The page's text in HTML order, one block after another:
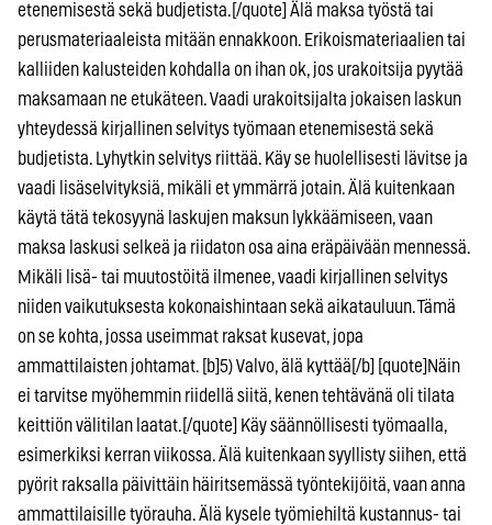
etenemisestä sekä budjetista.[/quote] Älä maksa työstä tai
perusmateriaaleista mitään ennakkoon. Erikoismateriaalien tai
kalliiden kalusteiden kohdalla on ihan ok, jos urakoitsija pyytää
maksamaan ne etukäteen. Vaadi urakoitsijalta jokaisen laskun
yhteydessä kirjallinen selvitys työmaan etenemisestä sekä
budjetista. Lyhytkin selvitys riittää. Käy se huolellisesti lävitse ja
vaadi lisäselvityksiä, mikäli et ymmärrä jotain. Älä kuitenkaan
käytä tätä tekosyynä laskujen maksun lykkäämiseen, vaan
maksa laskusi selkeä ja riidaton osa aina eräpäivään mennessä.
Mikäli lisä- tai muutostöitä ilmenee, vaadi kirjallinen selvitys
niiden vaikutuksesta kokonaishintaan sekä aikatauluun. Tämä
on se kohta, jossa useimmat raksat kusevat, jopa
ammattilaisten johtamat. [b]5) Valvo, älä kyttää[/b] [quote]Näin
ei tarvitse myöhemmin riidellä siitä, kenen tehtävänä oli tilata
keittiön välitilan laatat.[/quote] Käy säännöllisesti työmaalla,
esimerkiksi kerran viikossa. Älä kuitenkaan syyllisty siihen, että
pyörit raksalla päivittäin häiritsemässä työntekijöitä, vaan anna
ammattilaisille työrauha. Älä kysele työmiehiltä kustannus- tai